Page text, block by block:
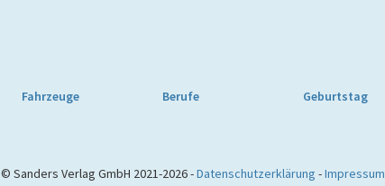
Fahrzeuge Berufe Geburtstag
© Sanders Verlag GmbH 2021-2026 -Datenschutzerklärung -Impressum